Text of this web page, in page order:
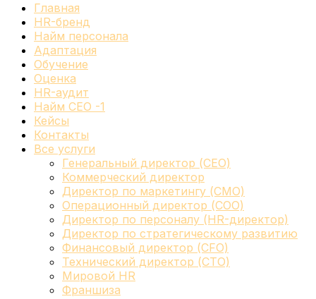
Главная
HR-бренд
Найм персонала
Адаптация
Обучение
Оценка
HR-аудит
Найм СЕО -1
Кейсы
Контакты
Все услуги
Генеральный директор (CEO)
Коммерческий директор
Директор по маркетингу (CMO)
Операционный директор (COO)
Директор по персоналу (HR-директор)
Директор по стратегическому развитию
Финансовый директор (CFO)
Технический директор (CTO)
Мировой HR
Франшиза